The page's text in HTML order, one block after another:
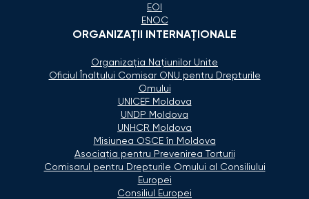
EOI
ENOC
ORGANIZAŢII INTERNAŢIONALE
Organizaţia Naţiunilor Unite
Oficiul Înaltului Comisar ONU pentru Drepturile
Omului
UNICEF Moldova
UNDP Moldova
UNHCR Moldova
Misiunea OSCE în Moldova
Asociaţia pentru Prevenirea Torturii
Comisarul pentru Drepturile Omului al Consiliului
Europei
Consiliul Europei